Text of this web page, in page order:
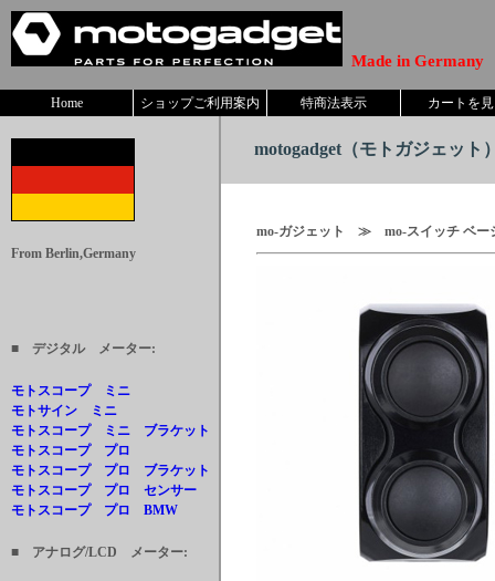
Made in Germany
Home ショップご利用案内 特商法表示 カートを
From Berlin,Germany
■ デジタル メーター:
モトスコープ ミニ
モトサイン ミニ
モトスコープ ミニ ブラケット
モトスコープ プロ
モトスコープ プロ ブラケット
モトスコープ プロ センサー
モトスコープ プロ BMW
■ アナログ/LCD メーター:
motogadget （モトガジェッ
mo-ガジェット ≫ mo-スイッチ